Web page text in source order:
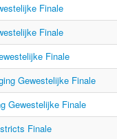
Finale
Finale
Finale
Gewestelijke Finale
Gewestelijke Finale
Finale